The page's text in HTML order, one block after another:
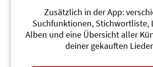
3x3=Fidimaa Vol. 2
Praxis-Übungslieder zum Einmaleins
Zusätzlich in der App:
Suchfunktionen, Stichwortliste,
Alben und eine Übersicht aller
deiner gekauften